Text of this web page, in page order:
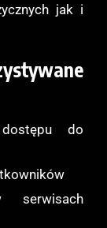
jak i
do
serwisach